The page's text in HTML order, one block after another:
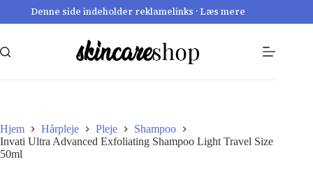
Denne side indeholder reklamelinks · Læs mere
Hjem Hårpleje Pleje
Shampoo
Invati Ultra Advanced Exfoliating Shampoo Light Travel Size
50ml